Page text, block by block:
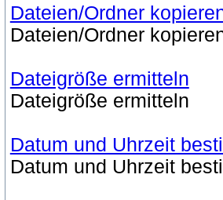
Dateien/Ordner
Dateien/Ordner
Dateigröße ermitteln
Dateigröße ermitteln
Datum und Uhrzeit
Datum und Uhrzeit